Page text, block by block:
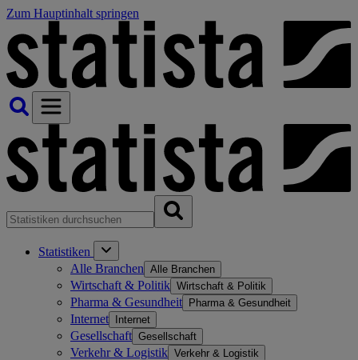
Zum Hauptinhalt springen
Statistiken
Alle Branchen Alle Branchen
Wirtschaft & Politik Wirtschaft & Politik
Pharma & Gesundheit Pharma & Gesundheit
Internet Internet
Gesellschaft Gesellschaft
Verkehr & Logistik Verkehr & Logistik